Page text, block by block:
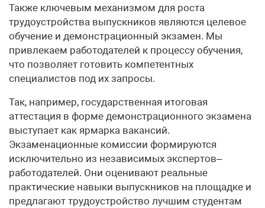
Также ключевым механизмом для роста
трудоустройства выпускников являются целевое
обучение и демонстрационный экзамен. Мы
привлекаем работодателей к процессу обучения,
что позволяет готовить компетентных
специалистов под их запросы.
Так, например, государственная итоговая
аттестация в форме демонстрационного экзамена
выступает как ярмарка вакансий.
Экзаменационные комиссии формируются
исключительно из независимых экспертов–
работодателей. Они оценивают реальные
практические навыки выпускников на площадке и
предлагают трудоустройство лучшим студентам